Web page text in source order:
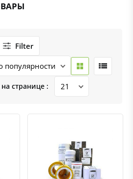
Filter
странице :
в избранное Быстрый просмотр
Добавить к сравнению
Добавить в избранное